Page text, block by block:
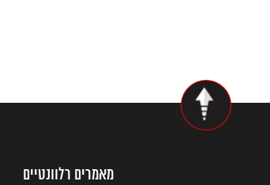
מאמרים רלוונטיים